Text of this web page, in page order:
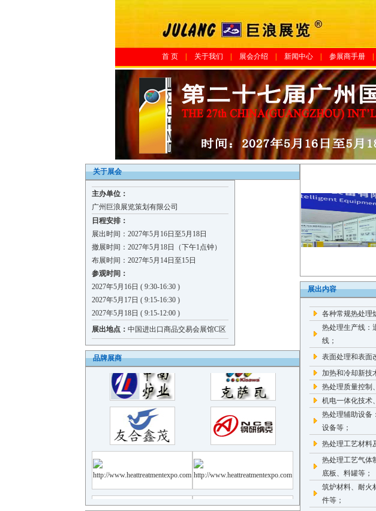
首 页 关于我们 展会介绍 新闻中心 参展商手册|
关于展会
主办单位：
广州巨浪展览策划有限公司
日程安排：
展出时间：2027年5月16日至5月18日
撤展时间：2027年5月18日（下午1点钟）
布展时间：2027年5月14日至15日
参观时间：
2027年5月16日 ( 9:30-16:30 )
2027年5月17日 ( 9:15-16:30 )
2027年5月18日 ( 9:15-12:00 )
展出地点： 中国进出口商品交易会展馆C区
品牌展商
秦皇岛欧致精密铸造有限公司
佛山市精燃机电设备有限公司
东莞市精诚电热科技有限公司
东莞市德明仪表有限公司
深圳市矩形科技有限公司
东莞市捷诚石墨制品有限公司
保定市瑾兴机械加工有限公司
大奕电机股份有限公司
兴化市金鹏合金钢有限公司
展出内容
各种常规热处理
热处理生产线：
线；
表面处理和表面
加热和冷却新技
热处理质量控制
机电一体化技术
热处理辅助设备
设备等；
热处理工艺材料
热处理工艺气体
底板、料罐等；
筑炉材料、耐火
件等；